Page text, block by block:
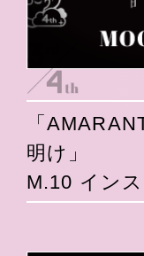
「
明け」
M.10 イン